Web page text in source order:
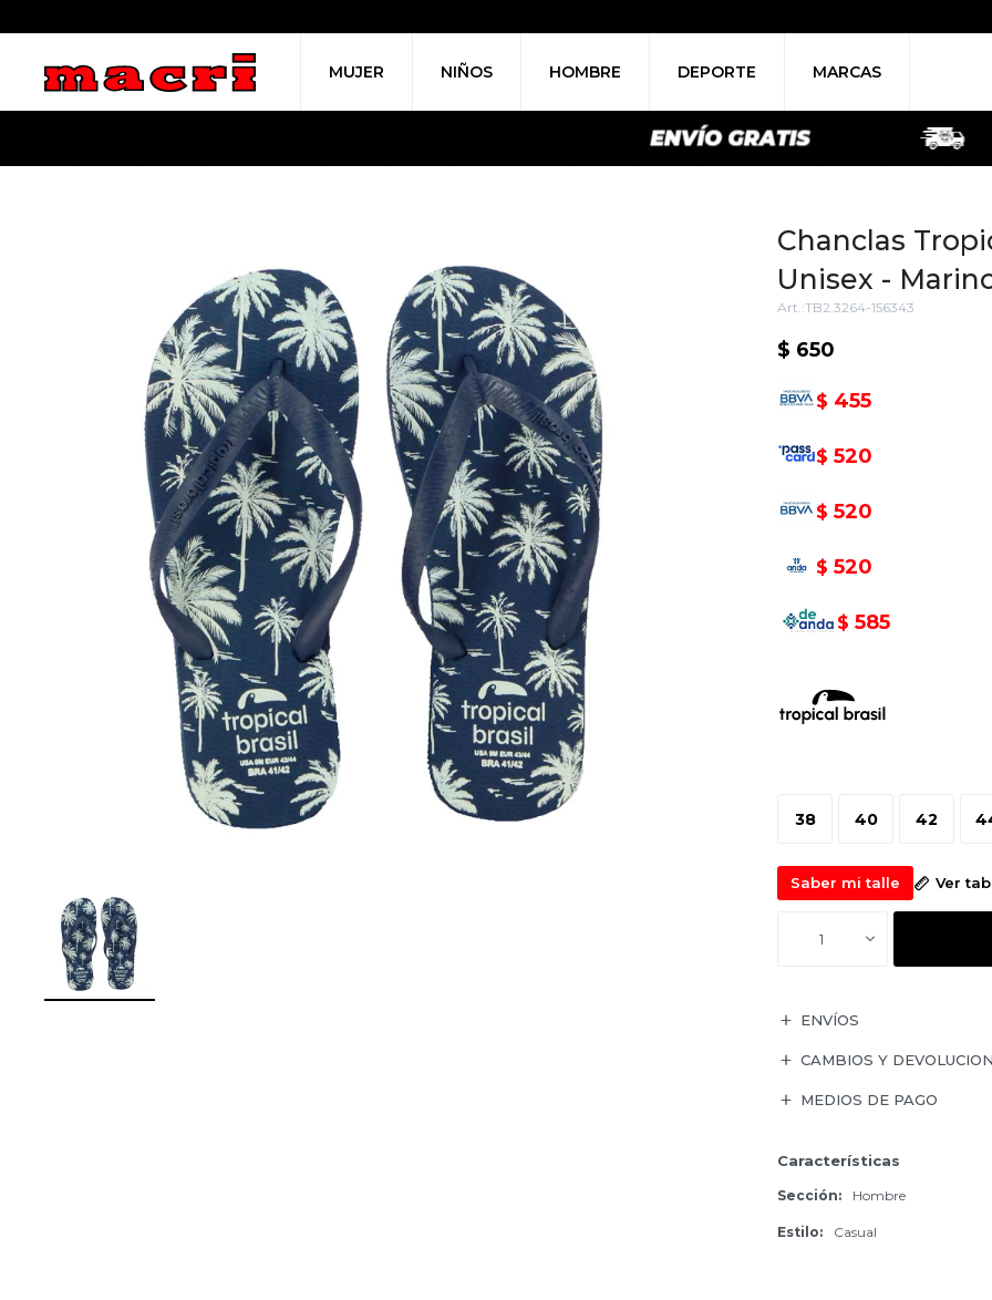
MUJER NIÑOS HOMBRE DEPORTE MARCAS
Chanclas
Unisex -
TB2.3264-156343
$ 650
$ 455
$ 520
$ 520
$ 520
$ 585
38 40 42
Saber mi talle Ver
1
ENVÍOS
CAMBIOS Y
MEDIOS DE PAGO
Características
Sección Hombre
Estilo Casual